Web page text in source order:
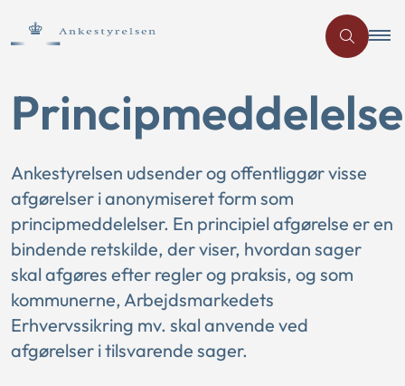
Ankestyrelsen udsender og offentliggør visse
afgørelser i anonymiseret form som
principmeddelelser. En principiel afgørelse er en
bindende retskilde, der viser, hvordan sager
skal afgøres efter regler og praksis, og som
kommunerne, Arbejdsmarkedets
Erhvervssikring mv. skal anvende ved
afgørelser i tilsvarende sager.